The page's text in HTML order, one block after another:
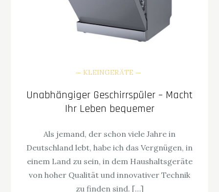
KLEINGERÄTE
Unabhängiger Geschirrspüler – Macht
Ihr Leben bequemer
Als jemand, der schon viele Jahre in
Deutschland lebt, habe ich das Vergnügen, in
einem Land zu sein, in dem Haushaltsgeräte
von hoher Qualität und innovativer Technik
zu finden sind. […]